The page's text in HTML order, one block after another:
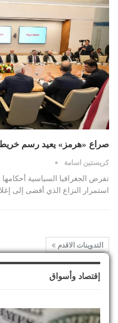
صراع «هرمز» يعيد رسم
كريستين اسامة
تفرض الجغرافيا السياسية
استمرار النزاع الذي أفضى إلى
التدوينات الاقدم
إقتصاد وأسواق